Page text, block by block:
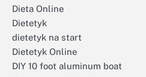
Dieta Online
Dietetyk
dietetyk na start
Dietetyk Online
DIY 10 foot aluminum boat